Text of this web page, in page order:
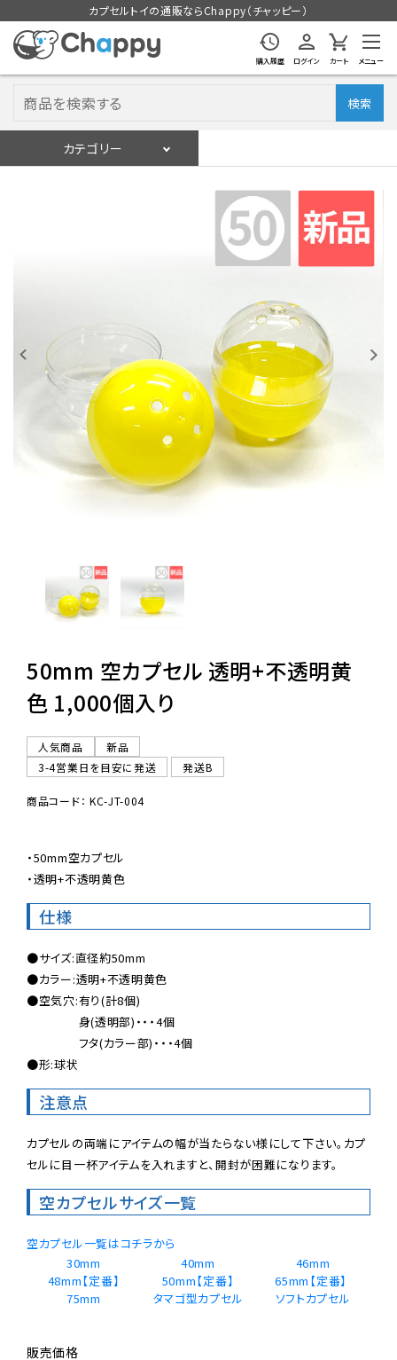
カプセルトイの通販ならChappy（チャッピー）
購入履歴 ログイン カート メニュー
検索
カテゴリー
会員登録
入荷スケジュールをチェック
カプセルトイ
販促用空カプセル
レンタル
景品・玩具・文具
よくあるご質問
06-6282-7659
50mm 空カプセル 透明+不透明黄
色 1,000個入り
人気商品
新品
3-4営業日を目安に発送
発送B
商品コード： KC-JT-004
・50mm空カプセル
・透明+不透明黄色
仕様
●サイズ:直径約50mm
●カラー:透明+不透明黄色
●空気穴:有り(計8個)
●形:球状
注意点
カプセルの両端にアイテムの幅が当たらない様にして下さい。カプ
セルに目一杯アイテムを入れますと、開封が困難になります。
空カプセルサイズ一覧
空カプセル一覧はコチラから
30mm
40mm
46mm
48mm【定番】
50mm【定番】
65mm【定番】
75mm
タマゴ型カプセル